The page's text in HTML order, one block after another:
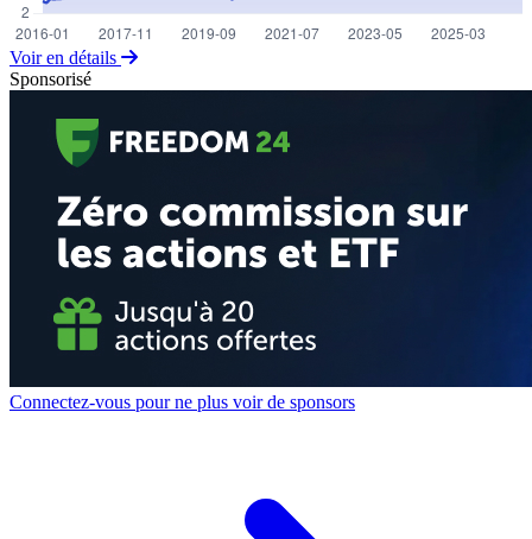
Voir en détails
Sponsorisé
Connectez-vous pour ne plus voir de sponsors